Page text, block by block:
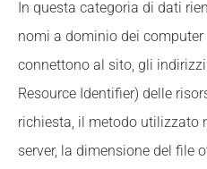
In questa categoria di dati
nomi a dominio dei
connettono al sito, gli
Resource Identifier) delle
richiesta, il metodo utilizzato
server, la dimensione del file